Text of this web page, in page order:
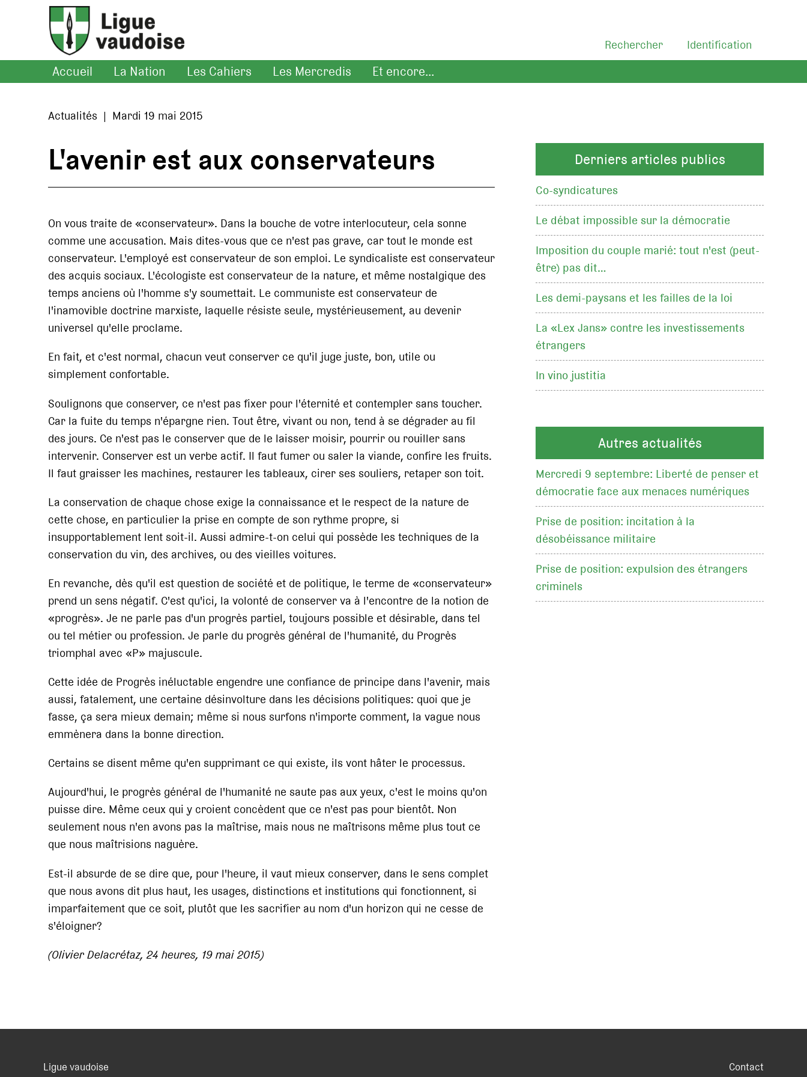
Identification
Rechercher
Accueil La Nation Les Cahiers Les Mercredis Et encore...
Actualités | Mardi 19 mai 2015
L'avenir est aux conservateurs
On vous traite de «conservateur». Dans la bouche de votre interlocuteur, cela sonne
comme une accusation. Mais dites-vous que ce n'est pas grave, car tout le monde est
conservateur. L'employé est conservateur de son emploi. Le syndicaliste est conservateur
des acquis sociaux. L'écologiste est conservateur de la nature, et même nostalgique des
temps anciens où l'homme s'y soumettait. Le communiste est conservateur de
l'inamovible doctrine marxiste, laquelle résiste seule, mystérieusement, au devenir
universel qu'elle proclame.
En fait, et c'est normal, chacun veut conserver ce qu'il juge juste, bon, utile ou
simplement confortable.
Soulignons que conserver, ce n'est pas fixer pour l'éternité et contempler sans toucher.
Car la fuite du temps n'épargne rien. Tout être, vivant ou non, tend à se dégrader au fil
des jours. Ce n'est pas le conserver que de le laisser moisir, pourrir ou rouiller sans
intervenir. Conserver est un verbe actif. Il faut fumer ou saler la viande, confire les fruits.
Il faut graisser les machines, restaurer les tableaux, cirer ses souliers, retaper son toit.
La conservation de chaque chose exige la connaissance et le respect de la nature de
cette chose, en particulier la prise en compte de son rythme propre, si
insupportablement lent soit-il. Aussi admire-t-on celui qui possède les techniques de la
conservation du vin, des archives, ou des vieilles voitures.
En revanche, dès qu'il est question de société et de politique, le terme de «conservateur»
prend un sens négatif. C'est qu'ici, la volonté de conserver va à l'encontre de la notion de
«progrès». Je ne parle pas d'un progrès partiel, toujours possible et désirable, dans tel
ou tel métier ou profession. Je parle du progrès général de l'humanité, du Progrès
triomphal avec «P» majuscule.
Cette idée de Progrès inéluctable engendre une confiance de principe dans l'avenir, mais
aussi, fatalement, une certaine désinvolture dans les décisions politiques: quoi que je
fasse, ça sera mieux demain; même si nous surfons n'importe comment, la vague nous
emmènera dans la bonne direction.
Certains se disent même qu'en supprimant ce qui existe, ils vont hâter le processus.
Aujourd'hui, le progrès général de l'humanité ne saute pas aux yeux, c'est le moins qu'on
puisse dire. Même ceux qui y croient concèdent que ce n'est pas pour bientôt. Non
seulement nous n'en avons pas la maîtrise, mais nous ne maîtrisons même plus tout ce
que nous maîtrisions naguère.
Est-il absurde de se dire que, pour l'heure, il vaut mieux conserver, dans le sens complet
que nous avons dit plus haut, les usages, distinctions et institutions qui fonctionnent, si
imparfaitement que ce soit, plutôt que les sacrifier au nom d'un horizon qui ne cesse de
s'éloigner?
(Olivier Delacrétaz, 24 heures, 19 mai 2015)
Derniers articles publics
Co-syndicatures
Le débat impossible sur la démocratie
Imposition du couple marié: tout n'est (peut-
être) pas dit…
Les demi-paysans et les failles de la loi
La «Lex Jans» contre les investissements
étrangers
In vino justitia
Autres actualités
Mercredi 9 septembre: Liberté de penser et
démocratie face aux menaces numériques
Prise de position: incitation à la
désobéissance militaire
Prise de position: expulsion des étrangers
criminels
Contact
Ligue vaudoise